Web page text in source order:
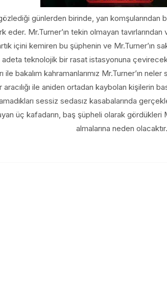
günlerden birinde, yan komşularından
eder. Mr.Turner’ın tekin olmayan
içini kemiren bu şüphenin ve Mr.Turner’ın
adeta teknolojik bir rasat istasyonuna
ile bakalım kahramanlarımız Mr.Turner’ın
ile aniden ortadan kaybolan kişilerin
sessiz sedasız kasabalarında
üç kafadarın, baş şüpheli olarak gördükleri
almalarına neden olacaktır.